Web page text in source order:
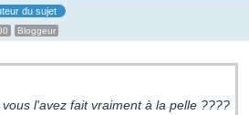
du sujet
Bloggeur
l'avez fait vraiment à la pelle ????